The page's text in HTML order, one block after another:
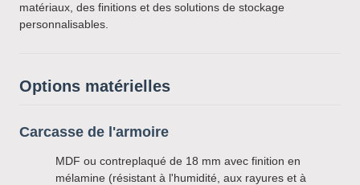
matériaux, des finitions et des solutions de stockage
personnalisables.
Options matérielles
Carcasse de l'armoire
MDF ou contreplaqué de 18 mm avec finition en
mélamine (résistant à l'humidité, aux rayures et à